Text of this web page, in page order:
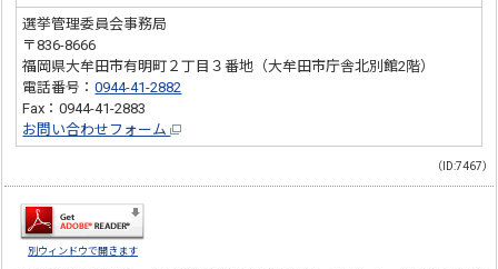
選挙管理委員会事務局
〒836-8666
福岡県大牟田市有明町２丁目３番地（大牟田市庁舎北別館2階）
電話番号：0944-41-2882
Fax：0944-41-2883
お問い合わせフォーム
（ID:7467）
別ウィンドウで開きます